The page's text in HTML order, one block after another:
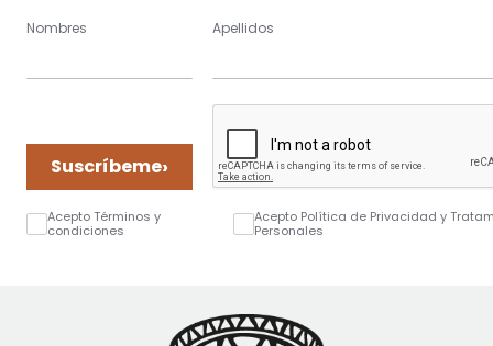
Nombres Apellidos
Suscríbeme›
Acepto Términos y
condiciones
Acepto Política de Privacidad y
Personales